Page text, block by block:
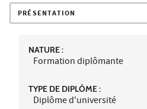
PRÉSENTATION
NATURE :
Formation diplômante
TYPE DE DIPLÔME :
Diplôme d'université